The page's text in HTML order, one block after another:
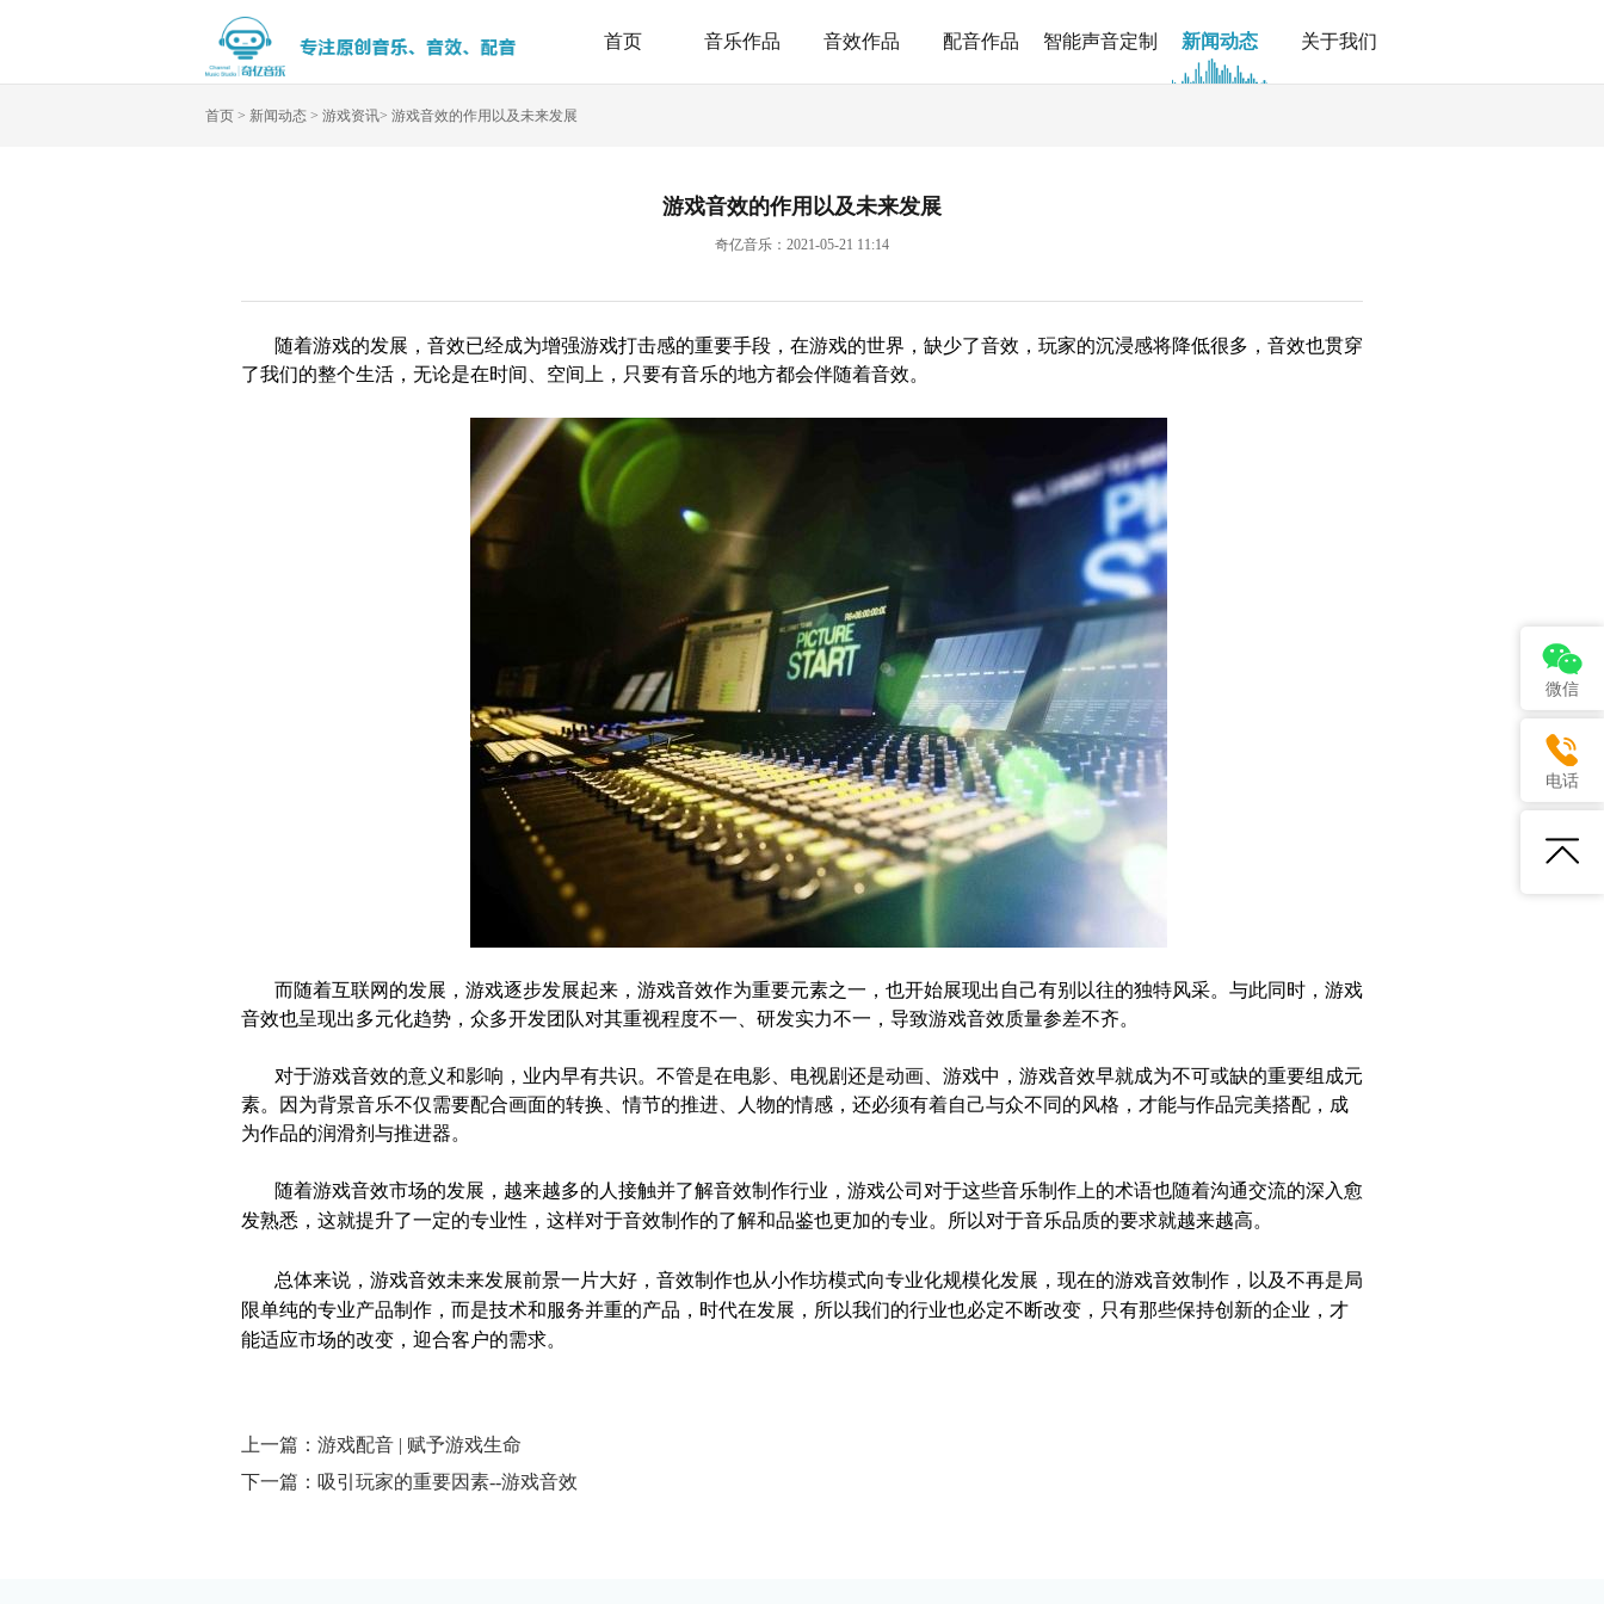
首页 音乐作品 音效作品 配音作品 智能声音定制 新闻动态 关于我们
首页 > 新闻动态 > 游戏资讯> 游戏音效的作用以及未来发展
游戏音效的作用以及未来发展
奇亿音乐：2021-05-21 11:14
随着游戏的发展，音效已经成为增强游戏打击感的重要手段，在游戏的世界，缺少了音效，玩家的沉浸感将降低很多， 音效也贯穿
了我们的整个生活，无论是在时间、空间上，只要有音乐的地方都会伴随着音效。
而随着互联网的发展，游戏逐步发展起来， 游戏音效作为重要元素之一，也开始展现出自己有别以往的独特风采。与此同时，游戏
音效也呈现出多元化趋势，众多开发团队对其重视程度不一、研发实力不一，导致游戏音效质量参差不齐。
对于游戏音效的意义和影响，业内早有共识。不管是在电影、电视剧还是动画、游戏中，游戏音效早就成为不可或缺的重要组成元
素。因为背景音乐不仅需要配合画面的转换、情节的推进、人物的情感，还必须有着自己与众不同的风格，才能与作品完美搭配，成
为作品的润滑剂与推进器。
随着游戏音效市场的发展，越来越多的人接触并了解音效制作行业，游戏公司对于这些音乐制作上的术语也随着沟通交流的深入愈
发熟悉，这就提升了一定的专业性，这样对于音效制作的了解和品鉴也更加的专业。所以对于音乐品质的要求就越来越高。
总体来说， 游戏音效未来发展前景一片大好， 音效制作也从小作坊模式向专业化规模化发展，现在的游戏音效制作，以及不再是局
限单纯的专业产品制作，而是技术和服务并重的产品，时代在发展，所以我们的行业也必定不断改变，只有那些保持创新的企业，才
能适应市场的改变，迎合客户的需求。
上一篇：游戏配音 | 赋予游戏生命
下一篇：吸引玩家的重要因素--游戏音效
微信
电话